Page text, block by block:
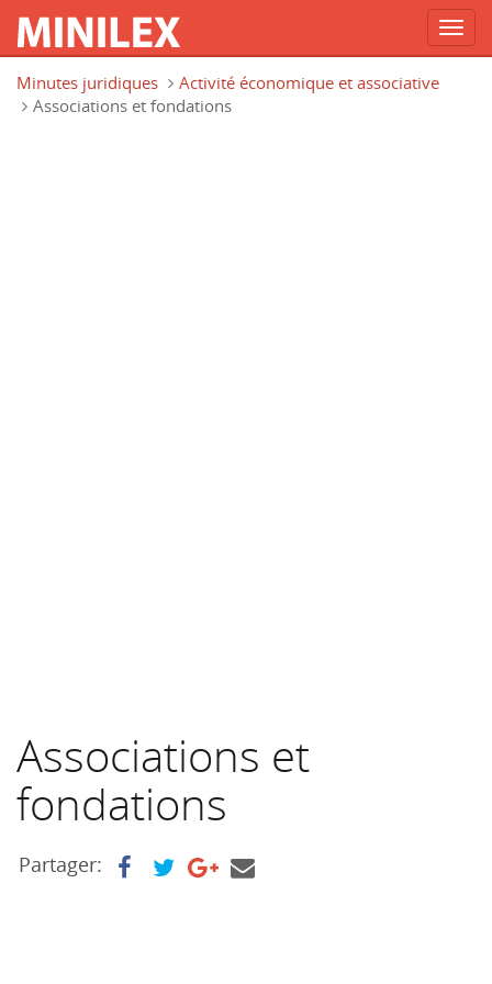
Minutes juridiques
Activité économique et associative
Associations et fondations
Associations et
fondations
Partager: